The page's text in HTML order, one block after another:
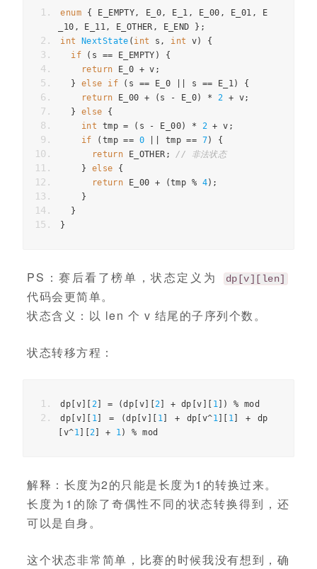
enum { E_EMPTY , E_0, E_1 , E_00 , E_01 ,
E
_10 , E_11 , E_OTHER , E_END
};
int
NextState ( int s , int v)
{
if
( s == E_EMPTY )
{
return
E_0 + v ;
}
else if ( s == E_0 s == E_1 )
{
return
E_00 + ( s - E_0) * 2 + v;
}
else
{
int
tmp = ( s - E_00) * 2 + v ;
if
( tmp == 0 tmp == 7)
{
return
E_OTHER ;
// 非法状态
}
else
{
return
E_00 + (tmp % 4);
}
}
}
PS：赛后看了榜单，状态定义为 dp[v][len]
代码会更简单。
状态含义：以 len 个 v 结尾的子序列个数。
状态转移方程：
dp [v][ 2] = (dp [v][2] + dp [v ][ 1 ]) % mod
dp [v][ 1 ] = (dp [v ][ 1 ] + dp [v^1 ][ 1 ] +
dp
[v^1 ][2] + 1 ) % mod
解释：长度为2的只能是长度为1的转换过来。
长度为1的除了奇偶性不同的状态转换得到，还
可以是自身。
这个状态非常简单，比赛的时候我没有想到，确